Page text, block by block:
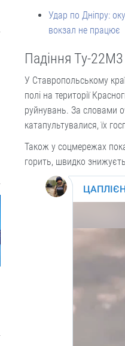
Удар по Дніпру:
вокзал не працює
Падіння Ту-22М3
У Ставропольському
полі на території
руйнувань. За словами
катапультувалися, їх
Також у соцмережах
горить, швидко